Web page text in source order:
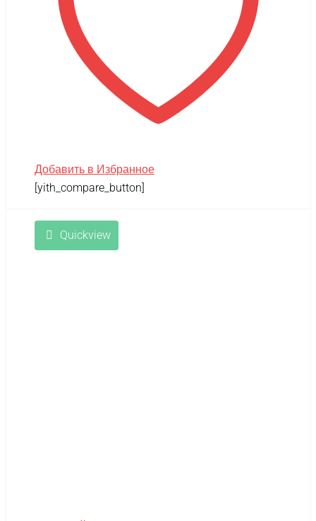
Добавить в Избранное
[yith_compare_button]
Quickview